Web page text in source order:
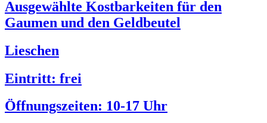
Ausgewählte Kostbarkeiten für den
Gaumen und den Geldbeutel
Lieschen
Eintritt: frei
Öffnungszeiten: 10-17 Uhr